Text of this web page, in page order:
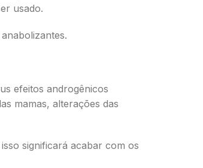
usado.
efeitos androgênicos
mamas, alterações das
significará acabar com os